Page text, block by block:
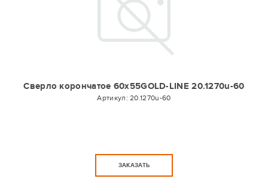
Сверло корончатое 60х55GOLD-LINE 20.1270u-60
Артикул:20.1270u-60
ЗАКАЗАТЬ